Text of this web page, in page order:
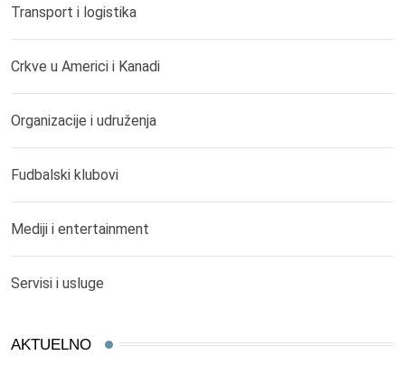
Transport i logistika
Crkve u Americi i Kanadi
Organizacije i udruženja
Fudbalski klubovi
Mediji i entertainment
Servisi i usluge
AKTUELNO